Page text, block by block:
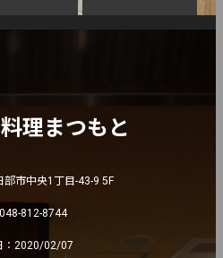
理まつもと
部市中央1丁目-43-9 5F
048-812-8744
：2020/02/07